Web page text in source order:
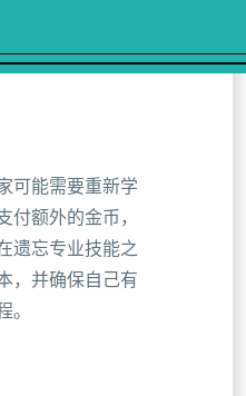
可能需要重新学
付额外的金币，
遗忘专业技能之
，并确保自己有